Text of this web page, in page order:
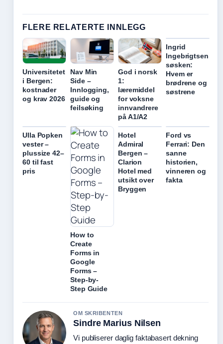
FLERE RELATERTE INNLEGG
Universitetet
i Bergen:
kostnader
og krav 2026
Nav Min
Side –
Innlogging,
guide og
feilsøking
God i norsk
1:
læremiddel
for voksne
innvandrere
på A1/A2
Ingrid
Ingebrigtsen
søsken:
Hvem er
brødrene og
søstrene
Ulla Popken
vester –
plussize 42–
60 til fast
pris
How to
Create
Forms in
Google
Forms –
Step-by-
Step Guide
Hotel
Admiral
Bergen –
Clarion
Hotel med
utsikt over
Bryggen
Ford vs
Ferrari: Den
sanne
historien,
vinneren og
fakta
OM SKRIBENTEN
Sindre Marius Nilsen
Vi publiserer daglig faktabasert dekning